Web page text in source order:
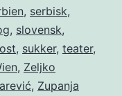
, serbisk,
, slovensk,
, sukker, teater,
, Zeljko
, Zupanja